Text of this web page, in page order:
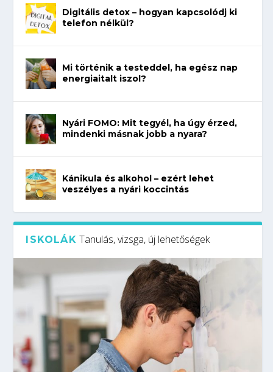
Digitális detox – hogyan kapcsolódj ki
telefon nélkül?
Mi történik a testeddel, ha egész nap
energiaitalt iszol?
Nyári FOMO: Mit tegyél, ha úgy érzed,
mindenki másnak jobb a nyara?
Kánikula és alkohol – ezért lehet
veszélyes a nyári koccintás
ISKOLÁK Tanulás, vizsga, új lehetőségek